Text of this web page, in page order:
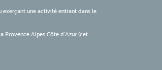
exerçant une activité entrant dans le
Provence Alpes Côte d’Azur (cet